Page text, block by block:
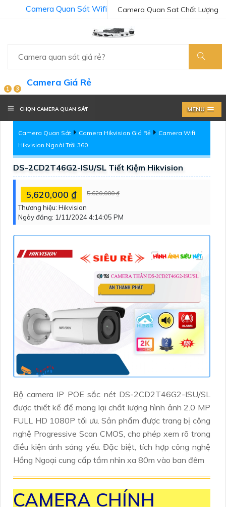
Camera Quan Sat Chất Lượng
Camera Quan Sát Wifi
1 3
Camera Giá Rẻ
CHỌN CAMERA QUAN SÁT MENU
Camera Quan Sát Camera Hikvision Giá Rẻ
Camera Wifi
Hikvision Ngoài Trời 360
DS-2CD2T46G2-ISU/SL Tiết Kiệm Hikvision
5,620,000 ₫ 5,620,000 ₫
Thương hiệu: Hikvision
Ngày đăng: 1/11/2024 4:14:05 PM
Bộ camera IP POE sắc nét DS-2CD2T46G2-ISU/SL
được thiết kế để mang lại chất lượng hình ảnh 2.0 MP
FULL HD 1080P tối ưu. Sản phẩm được trang bị công
nghệ Progressive Scan CMOS, cho phép xem rõ trong
điều kiện ánh sáng yếu. Đặc biệt, tích hợp công nghệ
Hồng Ngoại cung cấp tầm nhìn xa 80m vào ban đêm
CAMERA CHÍNH